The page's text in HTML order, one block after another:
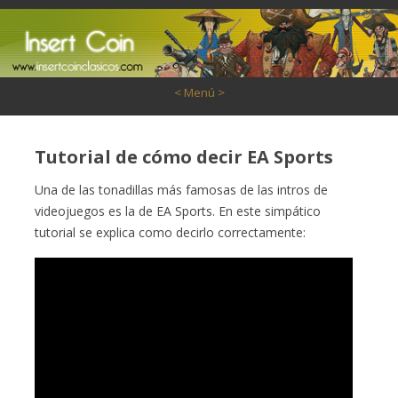
< Menú >
Tutorial de cómo decir EA Sports
Una de las tonadillas más famosas de las intros de
videojuegos es la de EA Sports. En este simpático
tutorial se explica como decirlo correctamente: